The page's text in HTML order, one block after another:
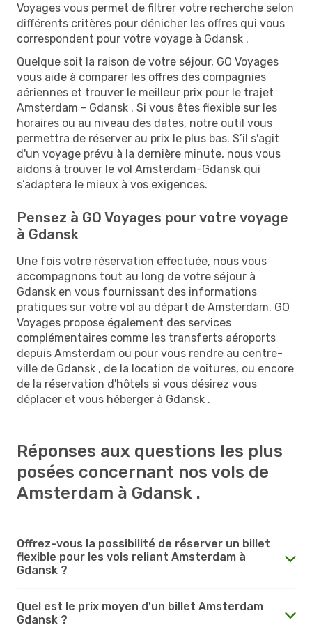
Voyages vous permet de filtrer votre recherche selon
différents critères pour dénicher les offres qui vous
correspondent pour votre voyage à Gdansk .
Quelque soit la raison de votre séjour, GO Voyages
vous aide à comparer les offres des compagnies
aériennes et trouver le meilleur prix pour le trajet
Amsterdam - Gdansk . Si vous êtes flexible sur les
horaires ou au niveau des dates, notre outil vous
permettra de réserver au prix le plus bas. S’il s'agit
d'un voyage prévu à la dernière minute, nous vous
aidons à trouver le vol Amsterdam-Gdansk qui
s’adaptera le mieux à vos exigences.
Pensez à GO Voyages pour votre voyage
à Gdansk
Une fois votre réservation effectuée, nous vous
accompagnons tout au long de votre séjour à
Gdansk en vous fournissant des informations
pratiques sur votre vol au départ de Amsterdam. GO
Voyages propose également des services
complémentaires comme les transferts aéroports
depuis Amsterdam ou pour vous rendre au centre-
ville de Gdansk , de la location de voitures, ou encore
de la réservation d'hôtels si vous désirez vous
déplacer et vous héberger à Gdansk .
Réponses aux questions les plus
posées concernant nos vols de
Amsterdam à Gdansk .
Offrez-vous la possibilité de réserver un billet
flexible pour les vols reliant Amsterdam à
Gdansk ?
Quel est le prix moyen d'un billet Amsterdam
Gdansk ?